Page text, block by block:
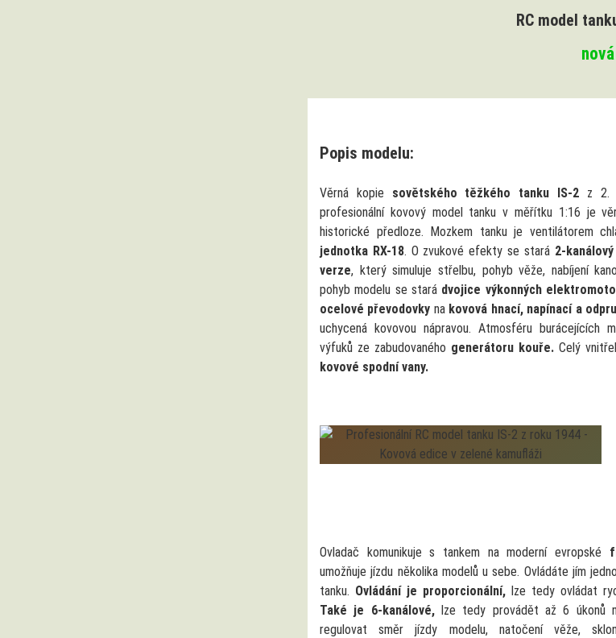
RC model
Popis modelu:
Věrná kopie sovětského těžkého tanku IS-2z 2.
profesionální kovový model tanku v měřítku 1:16 je
historické předloze. Mozkem tanku je ventilátorem
jednotka RX-18. O zvukové efekty se stará 2-
verze, který simuluje střelbu, pohyb věže, nabíjení
pohyb modelu se stará dvojice výkonných
ocelové převodovky na kovová hnací, napínací a
uchycená kovovou nápravou. Atmosféru burácejících
výfuků ze zabudovaného generátoru kouře.Celý
kovové spodní vany.
Ovladač komunikuje s tankem na moderní evropské
umožňuje jízdu několika modelů u sebe. Ovládáte jím
tanku. Ovládání je proporcionální,lze tedy ovládat
Také je 6-kanálové,lze tedy provádět až 6 úkonů
regulovat směr jízdy modelu, natočení věže,